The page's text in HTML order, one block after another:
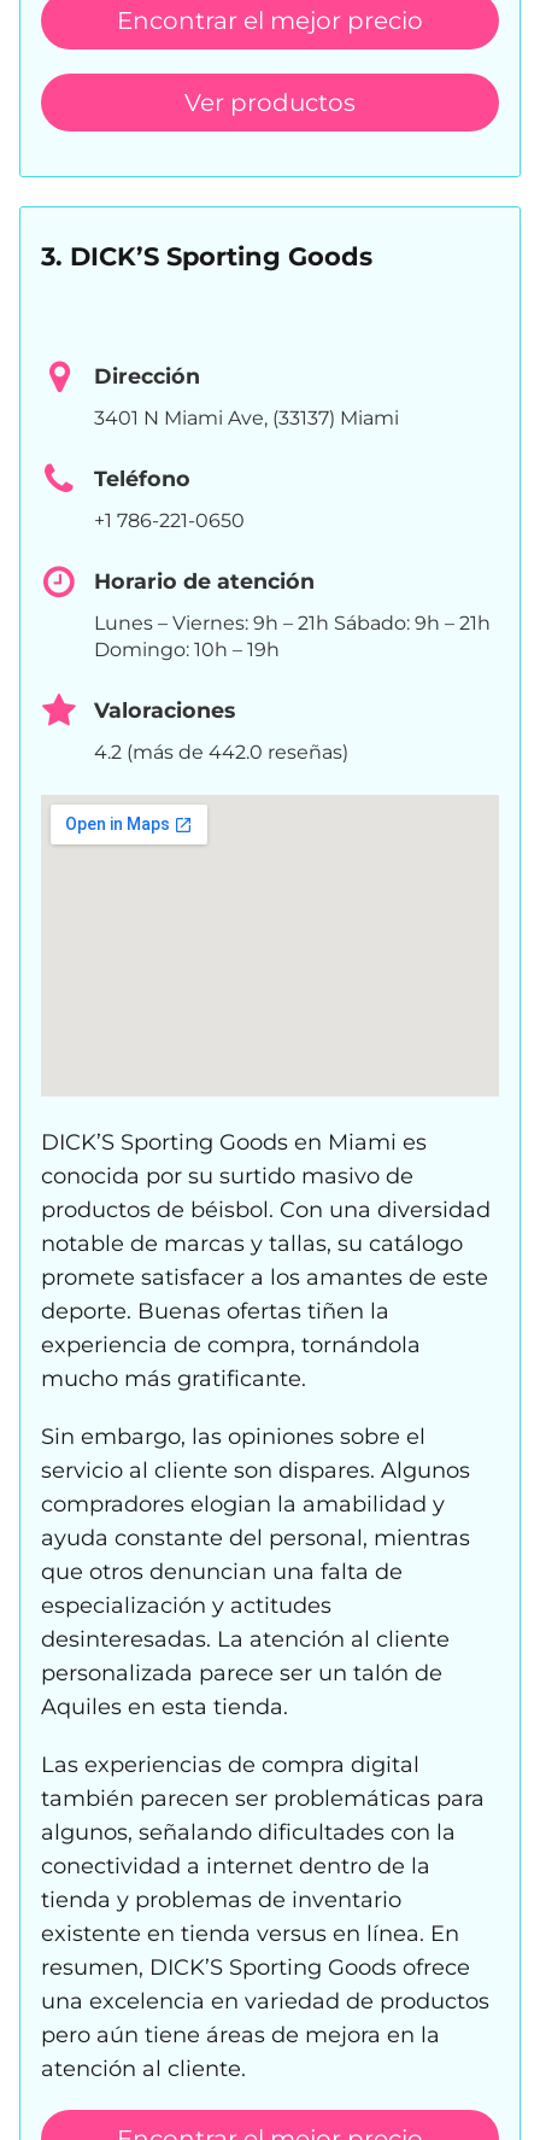
Encontrar el mejor precio
Ver productos
3. DICK’S Sporting Goods
Dirección
3401 N Miami Ave, (33137) Miami
Teléfono
+1 786-221-0650
Horario de atención
Lunes – Viernes: 9h – 21h Sábado: 9h – 21h
Domingo: 10h – 19h
Valoraciones
4.2 (más de 442.0 reseñas)
DICK’S Sporting Goods en Miami es
conocida por su surtido masivo de
productos de béisbol. Con una diversidad
notable de marcas y tallas, su catálogo
promete satisfacer a los amantes de este
deporte. Buenas ofertas tiñen la
experiencia de compra, tornándola
mucho más gratificante.
Sin embargo, las opiniones sobre el
servicio al cliente son dispares. Algunos
compradores elogian la amabilidad y
ayuda constante del personal, mientras
que otros denuncian una falta de
especialización y actitudes
desinteresadas. La atención al cliente
personalizada parece ser un talón de
Aquiles en esta tienda.
Las experiencias de compra digital
también parecen ser problemáticas para
algunos, señalando dificultades con la
conectividad a internet dentro de la
tienda y problemas de inventario
existente en tienda versus en línea. En
resumen, DICK’S Sporting Goods ofrece
una excelencia en variedad de productos
pero aún tiene áreas de mejora en la
atención al cliente.